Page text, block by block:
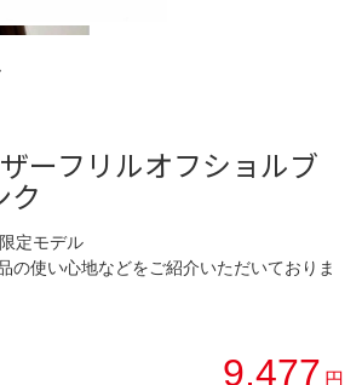
ーフリルオフショルブ
定モデル
の使い心地などをご紹介いただいておりま
9,477 円